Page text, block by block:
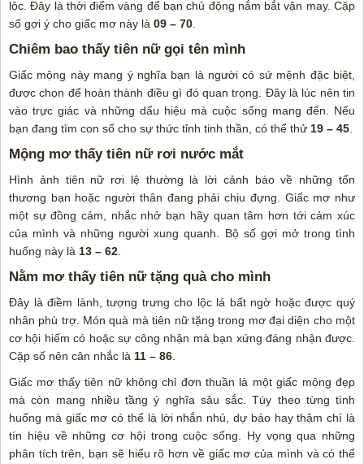
lộc. Đây là thời điểm vàng để bạn chủ động nắm bắt vận may. Cặp
số gợi ý cho giấc mơ này là 09 – 70
Chiêm bao thấy tiên nữ gọi tên mình
Giấc mộng này mang ý nghĩa bạn là người có sứ mệnh đặc biệt,
được chọn để hoàn thành điều gì đó quan trọng. Đây là lúc nên tin
vào trực giác và những dấu hiệu mà cuộc sống mang đến. Nếu
bạn đang tìm con số cho sự thức tỉnh tinh thần, có thể thử 19 – 45
Mộng mơ thấy tiên nữ rơi nước mắt
Hình ảnh tiên nữ rơi lệ thường là lời cảnh báo về những tổn
thương bạn hoặc người thân đang phải chịu đựng. Giấc mơ như
một sự đồng cảm, nhắc nhở bạn hãy quan tâm hơn tới cảm xúc
của mình và những người xung quanh. Bộ số gợi mở trong tình
huống này là 13 – 62
Nằm mơ thấy tiên nữ tặng quà cho mình
Đây là điềm lành, tượng trưng cho lộc lá bất ngờ hoặc được quý
nhân phù trợ. Món quà mà tiên nữ tặng trong mơ đại diện cho một
cơ hội hiếm có hoặc sự công nhận mà bạn xứng đáng nhận được.
Cặp số nên cân nhắc là 11 – 86
Giấc mơ thấy tiên nữ không chỉ đơn thuần là một giấc mộng đẹp
mà còn mang nhiều tầng ý nghĩa sâu sắc. Tùy theo từng tình
huống mà giấc mơ có thể là lời nhắn nhủ, dự báo hay thậm chí là
tín hiệu về những cơ hội trong cuộc sống. Hy vọng qua những
phân tích trên, bạn sẽ hiểu rõ hơn về giấc mơ của mình và có thể